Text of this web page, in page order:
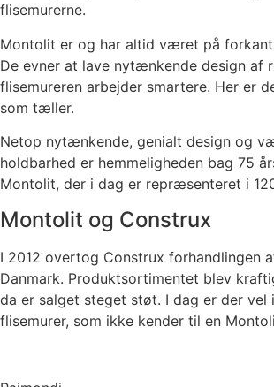
flisemurerne.
Montolit er og har altid været på forkant
De evner at lave nytænkende design af
flisemureren arbejder smartere. Her er
som tæller.
Netop nytænkende, genialt design og
holdbarhed er hemmeligheden bag 75
Montolit, der i dag er repræsenteret i
Montolit og Construx
I 2012 overtog Construx forhandlingen
Danmark. Produktsortimentet blev
da er salget steget støt. I dag er der vel
flisemurer, som ikke kender til en